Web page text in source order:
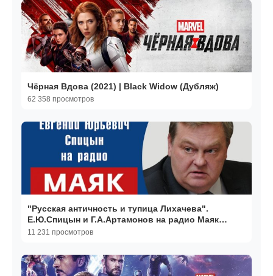
Чёрная Вдова (2021) | Black Widow (Дубляж)
62 358 просмотров
"Русская античность и тупица Лихачева".
Е.Ю.Спицын и Г.А.Артамонов на радио Маяк
"Стиллавин Today
11 231 просмотров